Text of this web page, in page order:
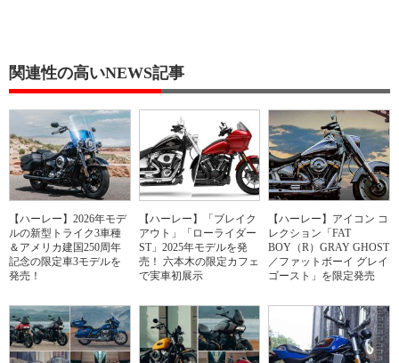
関連性の高いNEWS記事
【ハーレー】2026年モデ
ルの新型トライク3車種
＆アメリカ建国250周年
記念の限定車3モデルを
発売！
【ハーレー】「ブレイク
アウト」「ローライダー
ST」2025年モデルを発
売！ 六本木の限定カフェ
で実車初展示
【ハーレー】アイコン コ
レクション「FAT
BOY（R）GRAY GHOST
／ファットボーイ グレイ
ゴースト」を限定発売